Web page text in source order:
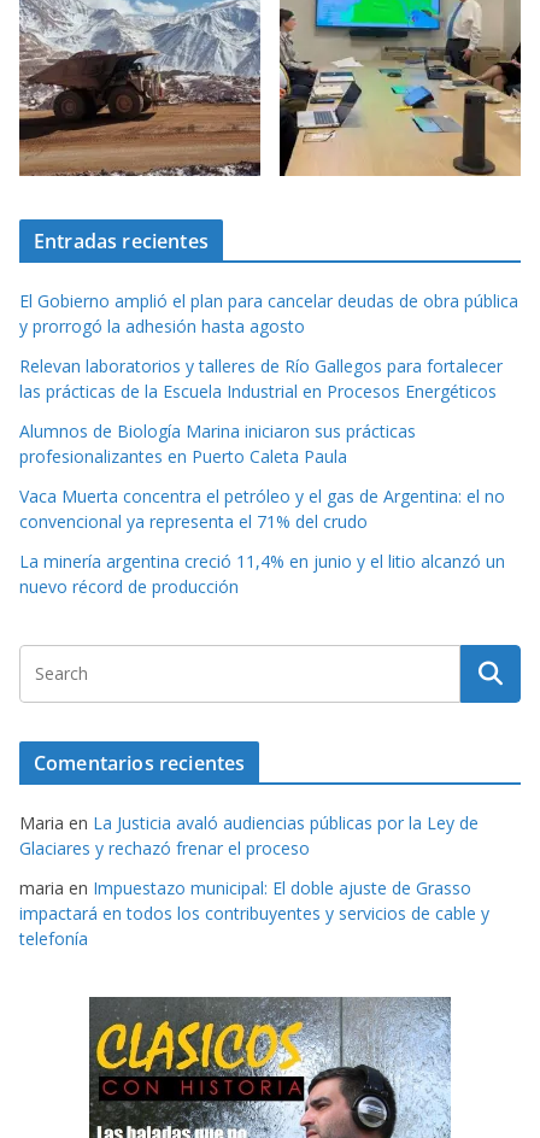
Entradas recientes
El Gobierno amplió el plan para cancelar deudas de obra pública
y prorrogó la adhesión hasta agosto
Relevan laboratorios y talleres de Río Gallegos para fortalecer
las prácticas de la Escuela Industrial en Procesos Energéticos
Alumnos de Biología Marina iniciaron sus prácticas
profesionalizantes en Puerto Caleta Paula
Vaca Muerta concentra el petróleo y el gas de Argentina: el no
convencional ya representa el 71% del crudo
La minería argentina creció 11,4% en junio y el litio alcanzó un
nuevo récord de producción
Comentarios recientes
Maria en La Justicia avaló audiencias públicas por la Ley de
Glaciares y rechazó frenar el proceso
maria en Impuestazo municipal: El doble ajuste de Grasso
impactará en todos los contribuyentes y servicios de cable y
telefonía